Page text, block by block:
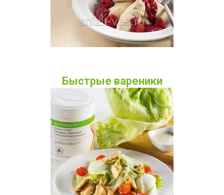
Быстрые вареники